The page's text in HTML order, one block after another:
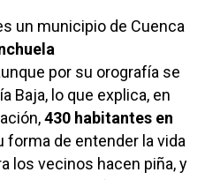
un municipio de Cuenca
por su orografía se
Baja, lo que explica, en
430 habitantes en
forma de entender la vida
los vecinos hacen piña, y